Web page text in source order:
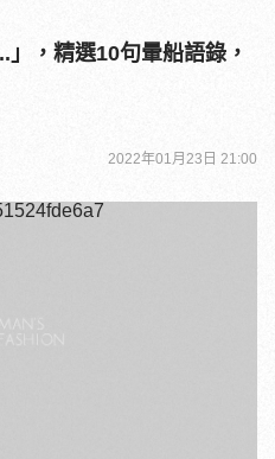
」，精選10句暈船語錄，
2022年01月23日 21:00